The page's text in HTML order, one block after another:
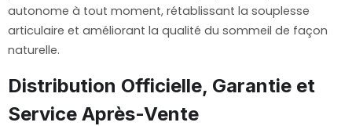
autonome à tout moment, rétablissant la souplesse
articulaire et améliorant la qualité du sommeil de façon
naturelle.
Distribution Officielle, Garantie et
Service Après-Vente